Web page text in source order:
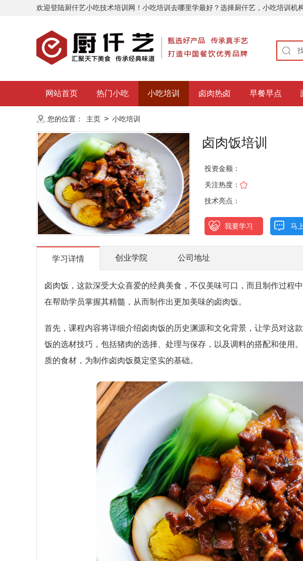
欢迎登陆厨仟艺小吃技术培训网！小吃培训去哪里学最好？选择厨仟艺，小吃培训机
网站首页 热门小吃 小吃培训 卤肉热卤 早餐早点
您的位置： 主页 > 小吃培训
卤肉饭培训
投资金额：
关注热度：
技术亮点：
我要学习 马
学习详情 创业学院 公司地址
卤肉饭，这款深受大众喜爱的经典美食，不仅美味可口，而且制作过程
在帮助学员掌握其精髓，从而制作出更加美味的卤肉饭。
首先，课程内容将详细介绍卤肉饭的历史渊源和文化背景，让学员对这
饭的选材技巧，包括猪肉的选择、处理与保存，以及调料的搭配和使用
质的食材，为制作卤肉饭奠定坚实的基础。